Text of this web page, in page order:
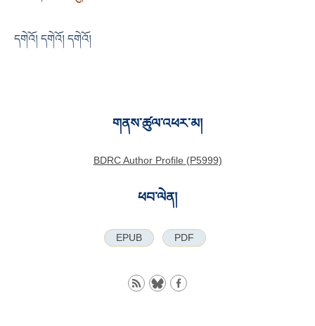
དགེའོ། དགེའོ། དགེའོ།
གནས་ཚུལ་འཕར་མ།
BDRC Author Profile (P5999)
ཕབ་ལེན།
EPUB PDF